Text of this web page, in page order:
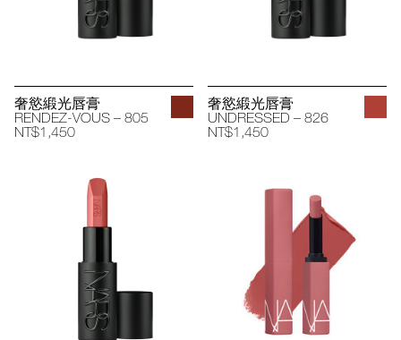
奢慾緞光唇膏
RENDEZ-VOUS – 805
NT$1,450
奢慾緞光唇膏
UNDRESSED – 826
NT$1,450